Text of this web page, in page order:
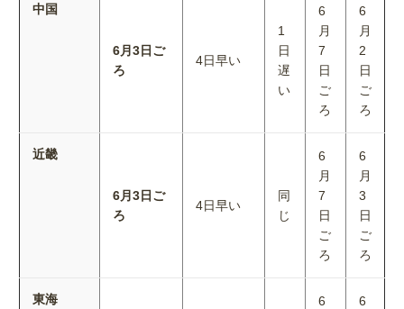
中国
6月3日ご
ろ
4日早い
1
日
遅
い
6
月
7
日
ご
ろ
6
月
2
日
ご
ろ
近畿
6月3日ご
ろ
4日早い
同
じ
6
月
7
日
ご
ろ
6
月
3
日
ご
ろ
東海
6
6